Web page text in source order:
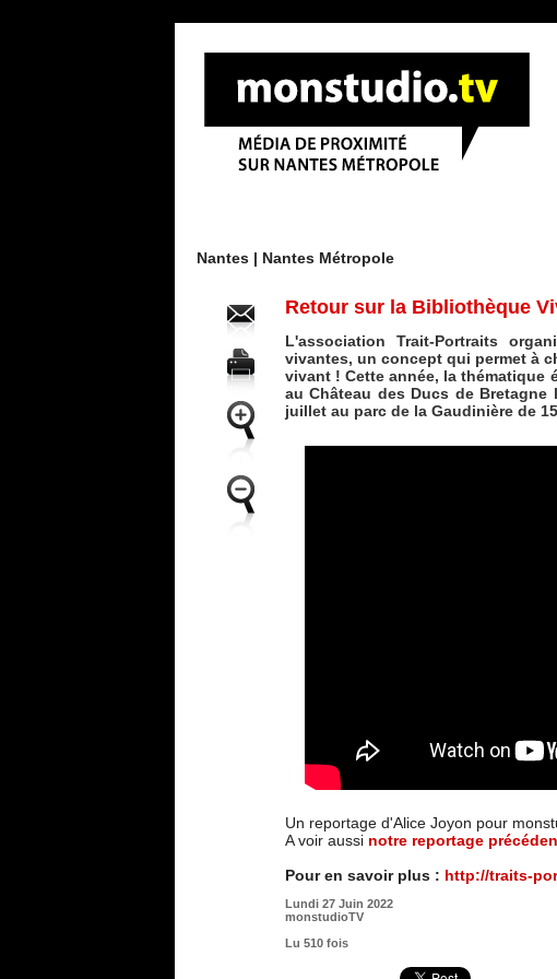
Nantes | Nantes Métropole
Retour sur la Bibliothèque
L'association Trait-Portraits
vivantes, un concept qui permet à
vivant ! Cette année, la thématique
au Château des Ducs de
juillet au parc de la Gaudinière de
Un reportage d'Alice Joyon pour
A voir aussi notre reportage
Pour en savoir plus : http://traits-
Lundi 27 Juin 2022
monstudioTV
Lu 510 fois